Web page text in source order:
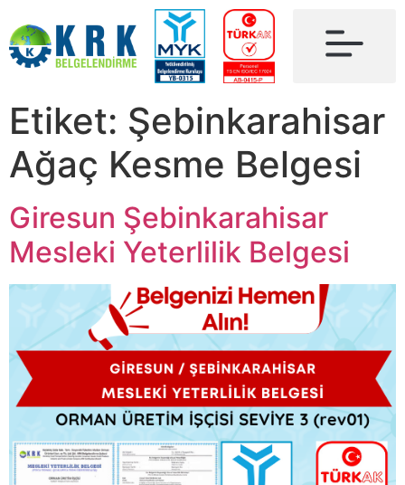
Etiket: Şebinkarahisar
Ağaç Kesme Belgesi
Giresun Şebinkarahisar
Mesleki Yeterlilik Belgesi